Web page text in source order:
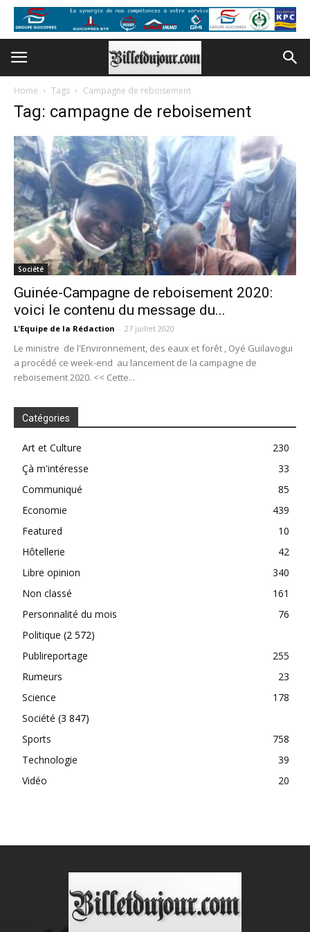
Home Tags Campagne de reboisement
Tag: campagne de reboisement
Société
Guinée-Campagne de reboisement 2020:
voici le contenu du message du...
L'Equipe de la Rédaction - 27 juillet 2020
Le ministre de l'Environnement, des eaux et forêt , Oyé Guilavogui
a procédé ce week-end au lancement de la campagne de
reboisement 2020. << Cette...
Catégories
Art et Culture
230
Çà m'intéresse
33
Communiqué
85
Economie
439
Featured
10
Hôtellerie
42
Libre opinion
340
Non classé
161
Personnalité du mois
76
Politique (2 572)
Publireportage
255
Rumeurs
23
Science
178
Société (3 847)
Sports
758
Technologie
39
Vidéo
20